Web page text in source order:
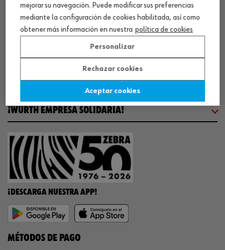
COMUNICACIÓN
NUESTROS CERTIFICADOS
¡WÜRTH EMPRESA SOLIDARIA!
¡DESCARGA NUESTRA APP!
MÉTODOS DE PAGO
mejorar su navegación. Puede modificar sus preferencias
mediante la configuración de cookies habilitada, así como
obtener más información en nuestra política de cookies
Personalizar
Rechazar cookies
Aceptar cookies